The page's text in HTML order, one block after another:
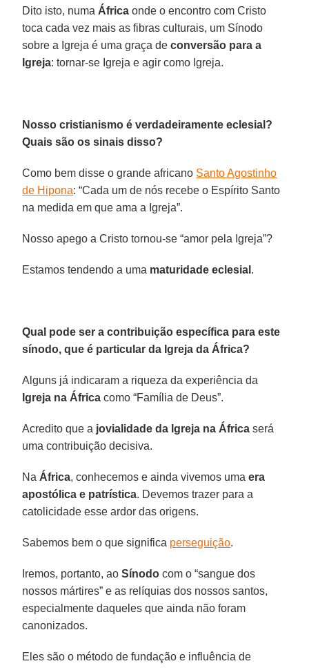
Dito isto, numa África onde o encontro com Cristo
toca cada vez mais as fibras culturais, um Sínodo
sobre a Igreja é uma graça deconversão para a
Igreja: tornar-se Igreja e agir como Igreja.
Nosso cristianismo é verdadeiramente eclesial?
Quais são os sinais disso?
Como bem disse o grande africano Santo Agostinho
de Hipona: “Cada um de nós recebe o Espírito Santo
na medida em que ama a Igreja”.
Nosso apego a Cristo tornou-se “amor pela Igreja”?
Estamos tendendo a uma maturidade eclesial .
Qual pode ser a contribuição específica para este
sínodo, que é particular da Igreja da África?
Alguns já indicaram a riqueza da experiência da
Igreja na África como “Família de Deus”.
Acredito que a jovialidade da Igreja na África será
uma contribuição decisiva.
Na África, conhecemos e ainda vivemos umaera
apostólica e patrística. Devemos trazer para a
catolicidade esse ardor das origens.
Sabemos bem o que significa perseguição.
Iremos, portanto, aoSínodo com o “sangue dos
nossos mártires” e as relíquias dos nossos santos,
especialmente daqueles que ainda não foram
canonizados.
Eles são o método de fundação e influência de